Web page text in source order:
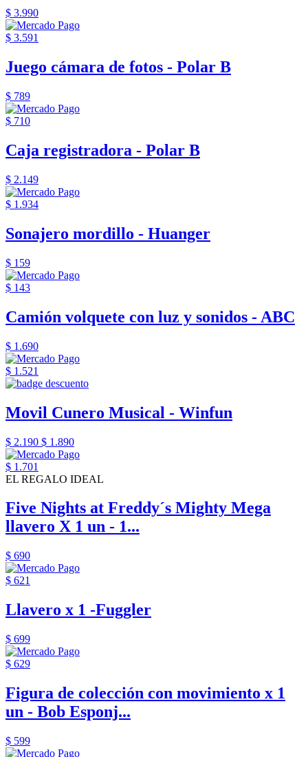
$ 3.990
$ 3.591
Juego cámara de fotos - Polar B
$ 789
$ 710
Caja registradora - Polar B
$ 2.149
$ 1.934
Sonajero mordillo - Huanger
$ 159
$ 143
Camión volquete con luz y sonidos - ABC
$ 1.690
$ 1.521
Movil Cunero Musical - Winfun
$ 2.190 $ 1.890
$ 1.701
EL REGALO IDEAL
Five Nights at Freddy´s Mighty Mega
llavero X 1 un - 1...
$ 690
$ 621
Llavero x 1 -Fuggler
$ 699
$ 629
Figura de colección con movimiento x 1
un - Bob Esponj...
$ 599